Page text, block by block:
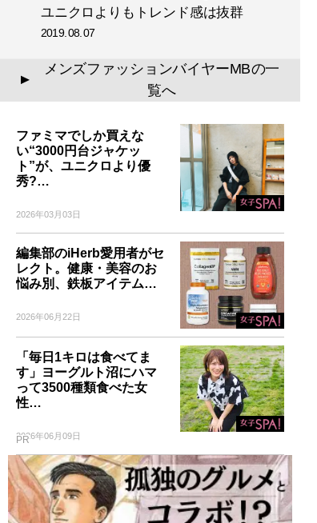
ユニクロよりもトレンド感は抜群
2019.08.07
▲
メンズファッションバイヤーMBの一
覧へ
ファミマでしか買えな
い“3000円台ジャケッ
ト”が、ユニクロより優
秀?…
2026年03月03日
編集部のiHerb愛用者がセ
レクト。健康・美容のお
悩み別、鉄板アイテム…
2026年06月22日
「毎日1キロは食べてま
す」ヨーグルト沼にハマ
って3500種類食べた女
性…
2026年06月09日
PR